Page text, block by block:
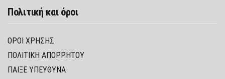
Πολιτική και όροι
ΌΡΟΙ ΧΡΉΣΗΣ
ΠΟΛΙΤΙΚΉ ΑΠΟΡΡΉΤΟΥ
ΠΑΊΞΕ ΥΠΕΎΘΥΝΑ